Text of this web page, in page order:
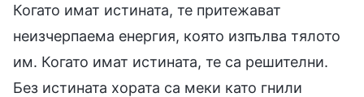
Когато имат истината, те притежават
неизчерпаема енергия, която изпълва тялото
им. Когато имат истината, те са решителни.
Без истината хората са меки като гнили